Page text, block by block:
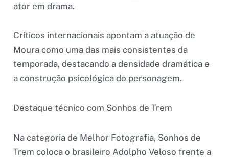
ator em drama.
Críticos internacionais apontam a atuação de
Moura como uma das mais consistentes da
temporada, destacando a densidade dramática e
a construção psicológica do personagem.
Destaque técnico com Sonhos de Trem
Na categoria de Melhor Fotografia, Sonhos de
Trem coloca o brasileiro Adolpho Veloso frente a